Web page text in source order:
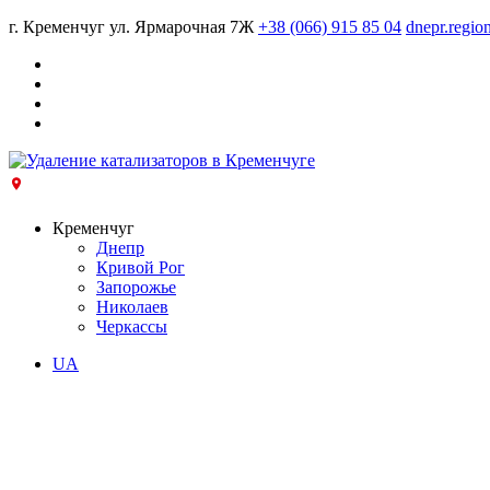
г. Кременчуг ул. Ярмарочная 7Ж +38 (066) 915 85 04
Кременчуг
Днепр
Кривой Рог
Запорожье
Николаев
Черкассы
UA